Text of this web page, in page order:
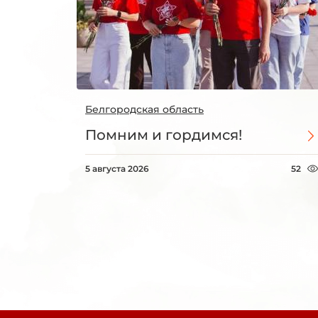
Белгородская область
Помним и гордимся!
5 августа 2026 52